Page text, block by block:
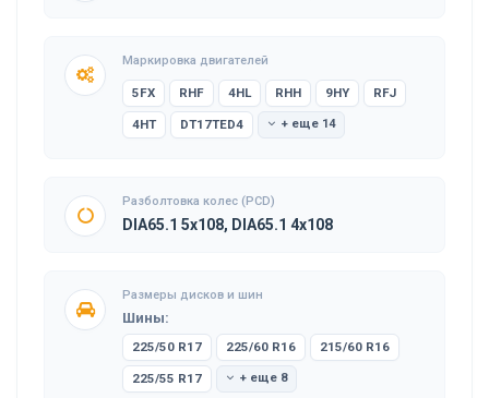
Маркировка двигателей
5FX RHF 4HL RHH 9HY RFJ
4HT DT17TED4 + еще 14
Разболтовка колес (PCD)
DIA65.1 5x108, DIA65.1 4x108
Размеры дисков и шин
Шины:
225/50 R17 225/60 R16 215/60 R16
225/55 R17 + еще 8